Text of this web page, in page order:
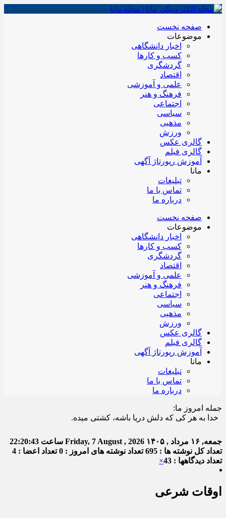
صفحه نخست
موضوعات
اخبار دانشگاهی
کسب و کارها
گردشگری
اقتصاد
علمی و آموزشی
فرهنگ و هنر
اجتماعی
سیاسی
مذهبی
ورزش
گالری عکس
گالری فیلم
آموزش رپورتاژ آگهی
مانا
تبلیغات
تماس با ما
درباره ما
صفحه نخست
موضوعات
اخبار دانشگاهی
کسب و کارها
گردشگری
اقتصاد
علمی و آموزشی
فرهنگ و هنر
اجتماعی
سیاسی
مذهبی
ورزش
گالری عکس
گالری فیلم
آموزش رپورتاژ آگهی
مانا
تبلیغات
تماس با ما
درباره ما
جمله امروز ما:
به هر کی که دلش دریا باشه، کشتی میده.
جمعه, ۱۶ مرداد , ۱۴۰۵ Friday, 7 August , 2026 ساعت 22:20:43
تعداد کل نوشته ها : 695
تعداد نوشته های امروز : 0
تعداد اعضا : 4
تعداد دیدگاهها : 43
×
اوقات شرعی